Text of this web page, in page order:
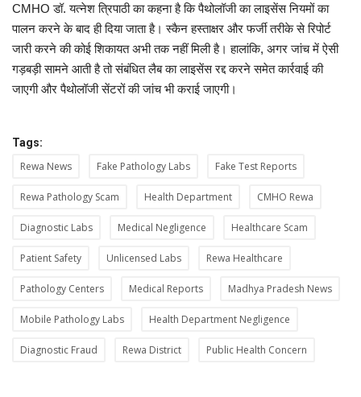
CMHO डॉ. यत्नेश त्रिपाठी का कहना है कि पैथोलॉजी का लाइसेंस नियमों का
पालन करने के बाद ही दिया जाता है। स्कैन हस्ताक्षर और फर्जी तरीके से रिपोर्ट
जारी करने की कोई शिकायत अभी तक नहीं मिली है। हालांकि, अगर जांच में ऐसी
गड़बड़ी सामने आती है तो संबंधित लैब का लाइसेंस रद्द करने समेत कार्रवाई की
जाएगी और पैथोलॉजी सेंटरों की जांच भी कराई जाएगी।
Tags:
Rewa News Fake Pathology Labs Fake Test Reports
Rewa Pathology Scam Health Department CMHO Rewa
Diagnostic Labs Medical Negligence Healthcare Scam
Patient Safety Unlicensed Labs Rewa Healthcare
Pathology Centers Medical Reports Madhya Pradesh News
Mobile Pathology Labs Health Department Negligence
Diagnostic Fraud Rewa District Public Health Concern